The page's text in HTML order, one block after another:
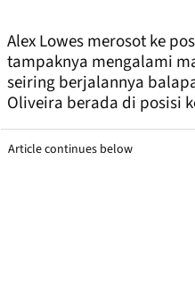
Alex Lowes merosot ke
tampaknya mengalami
seiring berjalannya
Oliveira berada di posisi
Article continues below